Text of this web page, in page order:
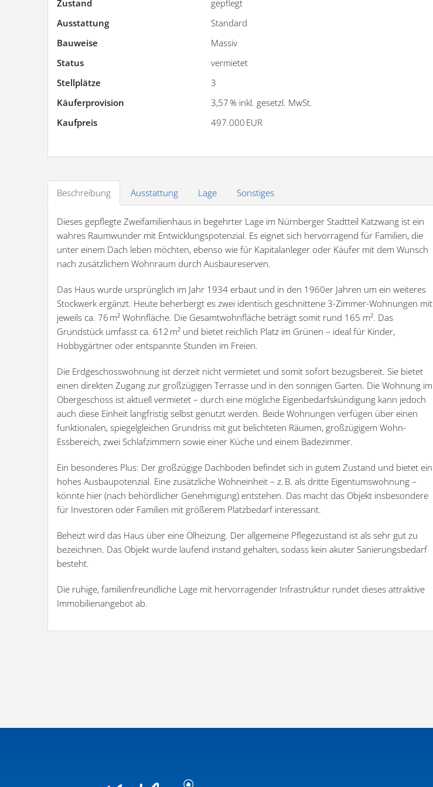
Zustand
gepflegt
Ausstattung
Standard
Bauweise
Massiv
Status
vermietet
Stellplätze
3
Käufer­provision
3,57 % inkl. gesetzl. MwSt.
Kaufpreis
497.000 EUR
Beschreibung Ausstattung Lage Sonstiges
Dieses gepflegte Zweifamilienhaus in begehrter Lage im Nürnberger Stadtteil Katzwang ist ein
wahres Raumwunder mit Entwicklungspotenzial. Es eignet sich hervorragend für Familien, die
unter einem Dach leben möchten, ebenso wie für Kapitalanleger oder Käufer mit dem Wunsch
nach zusätzlichem Wohnraum durch Ausbaureserven.
Das Haus wurde ursprünglich im Jahr 1934 erbaut und in den 1960er Jahren um ein weiteres
Stockwerk ergänzt. Heute beherbergt es zwei identisch geschnittene 3-Zimmer-Wohnungen mit
jeweils ca. 76 m² Wohnfläche. Die Gesamtwohnfläche beträgt somit rund 165 m². Das
Grundstück umfasst ca. 612 m² und bietet reichlich Platz im Grünen – ideal für Kinder,
Hobbygärtner oder entspannte Stunden im Freien.
Die Erdgeschosswohnung ist derzeit nicht vermietet und somit sofort bezugsbereit. Sie bietet
einen direkten Zugang zur großzügigen Terrasse und in den sonnigen Garten. Die Wohnung im
Obergeschoss ist aktuell vermietet – durch eine mögliche Eigenbedarfskündigung kann jedoch
auch diese Einheit langfristig selbst genutzt werden. Beide Wohnungen verfügen über einen
funktionalen, spiegelgleichen Grundriss mit gut belichteten Räumen, großzügigem Wohn-
Essbereich, zwei Schlafzimmern sowie einer Küche und einem Badezimmer.
Ein besonderes Plus: Der großzügige Dachboden befindet sich in gutem Zustand und bietet ein
hohes Ausbaupotenzial. Eine zusätzliche Wohneinheit – z. B. als dritte Eigentumswohnung –
könnte hier (nach behördlicher Genehmigung) entstehen. Das macht das Objekt insbesondere
für Investoren oder Familien mit größerem Platzbedarf interessant.
Beheizt wird das Haus über eine Ölheizung. Der allgemeine Pflegezustand ist als sehr gut zu
bezeichnen. Das Objekt wurde laufend instand gehalten, sodass kein akuter Sanierungsbedarf
besteht.
Die ruhige, familienfreundliche Lage mit hervorragender Infrastruktur rundet dieses attraktive
Immobilienangebot ab.